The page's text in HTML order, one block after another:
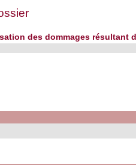
des dommages résultant